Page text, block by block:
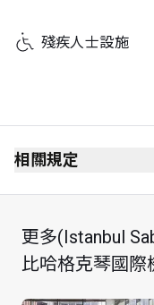
殘疾人士設施
相關規定
最長逗留時間：2
更多(Istanbul
比哈格克琴國際